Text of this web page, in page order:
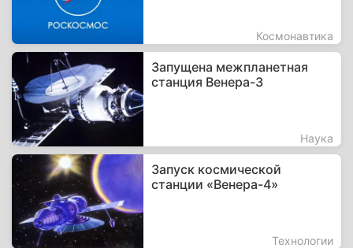
Космонавтика
Запущена межпланетная
станция Венера-3
Наука
Запуск космической
станции «Венера-4»
Технологии